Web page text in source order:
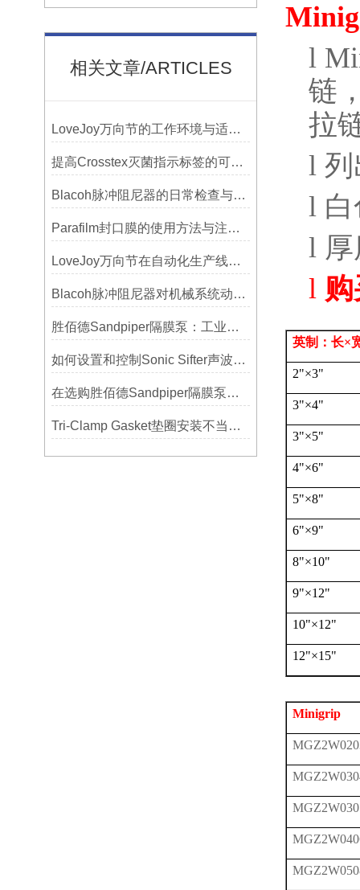
相关文章/ARTICLES
LoveJoy万向节的工作环境与适用范围
提高Crosstex灭菌指示标签的可见性和识别度的方法
Blacoh脉冲阻尼器的日常检查与预防性维护清单
Parafilm封口膜的使用方法与注意事项
LoveJoy万向节在自动化生产线中的核心作用
Blacoh脉冲阻尼器对机械系统动态特性的影响分析
胜佰德Sandpiper隔膜泵：工业流体输送的可靠动力解决方案
如何设置和控制Sonic Sifter声波振动筛的振动频率和振幅？
在选购胜佰德Sandpiper隔膜泵时应该注意哪些关键参数？
Tri-Clamp Gasket垫圈安装不当导致的泄漏问题及预防
l
链
拉
l 列
l
l
l
英制：长×
2"×3"
3"×4"
3"×5"
4"×6"
5"×8"
6"×9"
8"×10"
9"×12"
10"×12"
12"×15"
Minigrip